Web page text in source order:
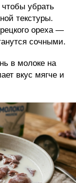
убрать
текстуры.
ореха —
сочными.
в молоке на
вкус мягче и